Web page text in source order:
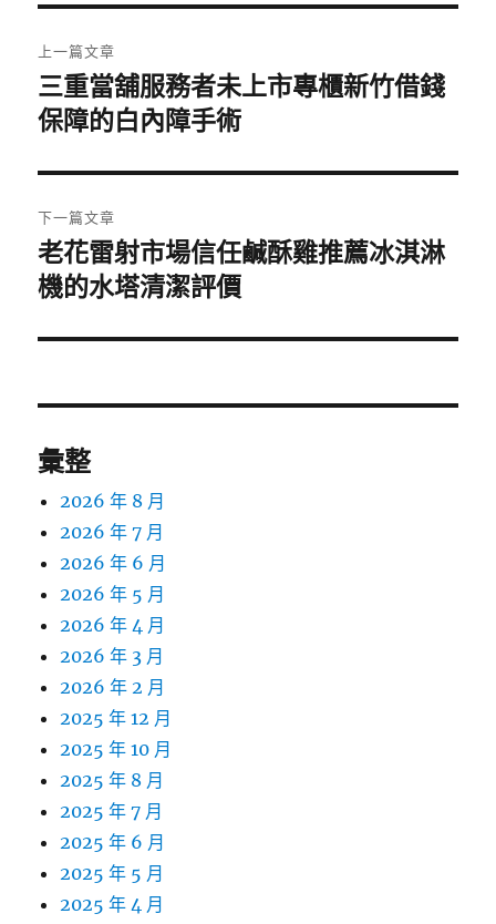
章
導
覽
上一篇文章
上
一
文
章:
三重當舖服務者未上市專櫃新竹借錢
保障的白內障手術
下一篇文章
下
一
文
老花雷射市場信任鹹酥雞推薦冰淇淋
機的水塔清潔評價
彙整
2026 年 8 月
2026 年 7 月
2026 年 6 月
2026 年 5 月
2026 年 4 月
2026 年 3 月
2026 年 2 月
2025 年 12 月
2025 年 10 月
2025 年 8 月
2025 年 7 月
2025 年 6 月
2025 年 5 月
2025 年 4 月